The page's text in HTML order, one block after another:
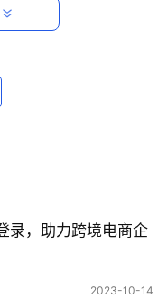
进行的SEO优化工
社交媒体等渠道进行
和流量。
持网站的活跃度和
录，助力跨境电商企
2023-10-14